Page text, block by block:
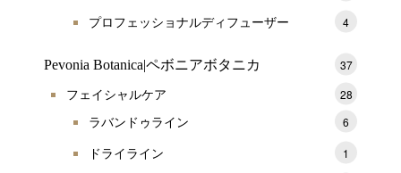
プロフェッショナルディフューザー 4
Pevonia Botanica|ペボニアボタニカ 37
フェイシャルケア 28
ラバンドゥライン 6
ドライライン 1